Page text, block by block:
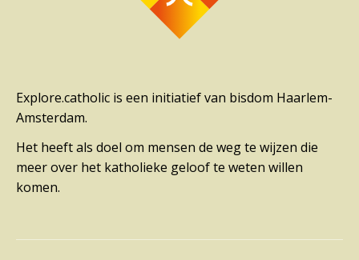
Explore.catholic is een initiatief van bisdom Haarlem-
Amsterdam.
Het heeft als doel om mensen de weg te wijzen die
meer over het katholieke geloof te weten willen
komen.